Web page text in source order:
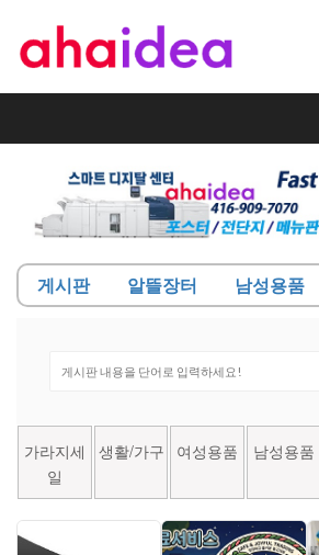
게시판 알뜰장터 남성용품
가라지세
일
생활/가구 여성용품 남성용품